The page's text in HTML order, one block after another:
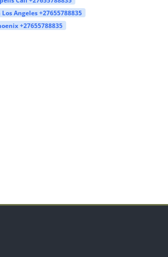
Angeles +27655788835
+27655788835